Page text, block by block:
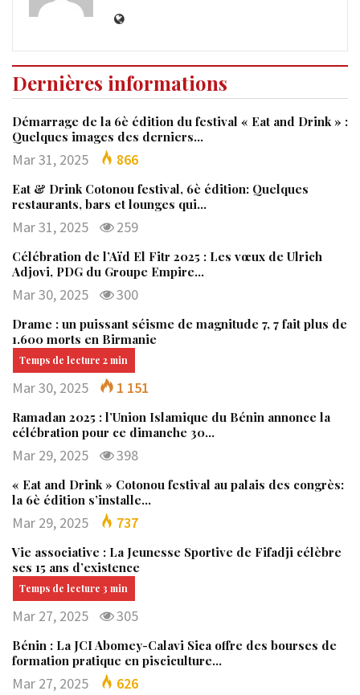
Dernières informations
Démarrage de la 6è édition du festival « Eat and Drink » :
Quelques images des derniers…
Mar 31, 2025 866
Eat & Drink Cotonou festival, 6è édition: Quelques
restaurants, bars et lounges qui…
Mar 31, 2025 259
Célébration de l’Aïd El Fitr 2025 : Les vœux de Ulrich
Adjovi, PDG du Groupe Empire…
Mar 30, 2025 300
Drame : un puissant séisme de magnitude 7, 7 fait plus de
1.600 morts en Birmanie
Mar 30, 2025 1 151
Ramadan 2025 : l’Union Islamique du Bénin annonce la
célébration pour ce dimanche 30…
Mar 29, 2025 398
« Eat and Drink » Cotonou festival au palais des congrès:
la 6è édition s’installe…
Mar 29, 2025 737
Vie associative : La Jeunesse Sportive de Fifadji célèbre
ses 15 ans d’existence
Mar 27, 2025 305
Bénin : La JCI Abomey-Calavi Sica offre des bourses de
formation pratique en pisciculture…
Mar 27, 2025 626